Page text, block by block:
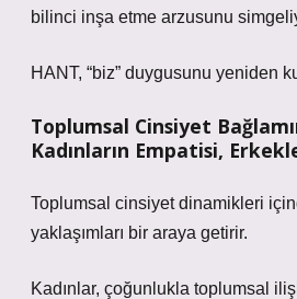
bilinci inşa etme arzusunu
HANT, “biz” duygusunu yeniden
Toplumsal Cinsiyet
Kadınların Empatisi,
Toplumsal cinsiyet dinamikleri
yaklaşımları bir araya getirir.
Kadınlar, çoğunlukla toplumsal